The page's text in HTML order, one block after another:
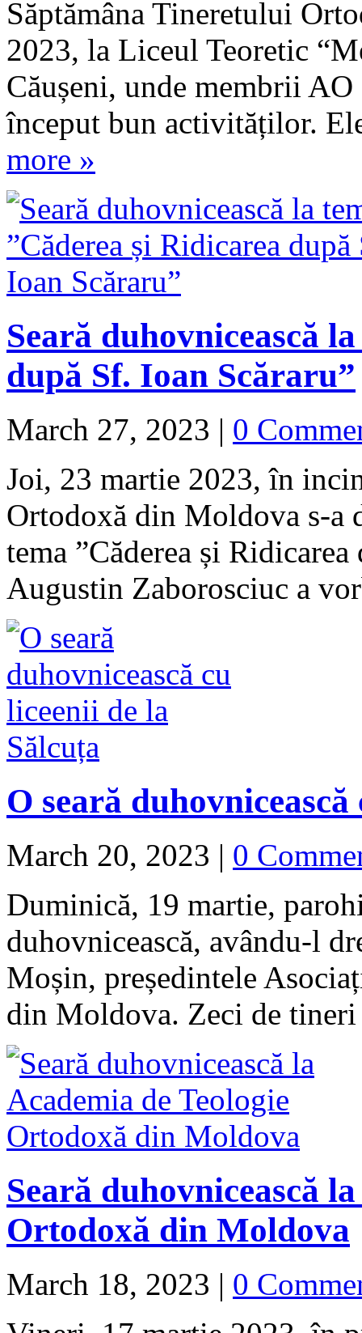
Săptămâna Tineretului
2023, la Liceul Teoretic
Căușeni, unde membrii
început bun activităților.
more »
Seară duhovnicească
după Sf. Ioan Scăraru”
March 27, 2023 | 0
Joi, 23 martie 2023, în
Ortodoxă din Moldova s-a
tema ”Căderea și
Augustin Zaborosciuc a
O seară
March 20, 2023 | 0
Duminică, 19 martie,
duhovnicească, avându-l
Moșin, președintele
din Moldova. Zeci de
Seară duhovnicească
Ortodoxă din Moldova
March 18, 2023 | 0